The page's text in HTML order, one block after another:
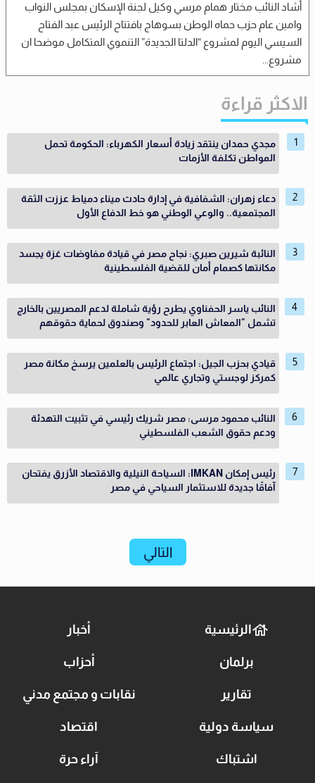
أشاد النائب مختار همام مرسي وكيل لجنة الإسكان بمجلس النواب
وامين عام حزب حماه الوطن بسوهاج بافتتاح الرئيس عبد الفتاح
السيسي اليوم لمشروع “الدلتا الجديدة” التنموي المتكامل موضحا ان
مشروع...
الاكثر قراءة
مجدي حمدان ينتقد زيادة أسعار الكهرباء: الحكومة تحمل
المواطن تكلفة الأزمات
دعاء زهران: الشفافية في إدارة حادث ميناء دمياط عززت الثقة
المجتمعية.. والوعي الوطني هو خط الدفاع الأول
النائبة شيرين صبري: نجاح مصر في قيادة مفاوضات غزة يجسد
مكانتها كصمام أمان للقضية الفلسطينية
النائب ياسر الحفناوي يطرح رؤية شاملة لدعم المصريين بالخارج
تشمل "المعاش العابر للحدود" وصندوق لحماية حقوقهم
قيادي بحزب الجيل: اجتماع الرئيس بالعلمين يرسخ مكانة مصر
كمركز لوجستي وتجاري عالمي
النائب محمود مرسى: مصر شريك رئيسي في تثبيت التهدئة
ودعم حقوق الشعب الفلسطيني
رئيس إمكان IMKAN: السياحة النيلية والاقتصاد الأزرق يفتحان
آفاقًا جديدة للاستثمار السياحي في مصر
التالي
الرئيسية أخبار
برلمان أحزاب
تقارير نقابات و مجتمع مدني
سياسة دولية اقتصاد
اشتباك آراء حرة